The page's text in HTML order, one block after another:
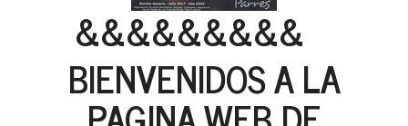
&&&&&&&&&
BIENVENIDOS A LA